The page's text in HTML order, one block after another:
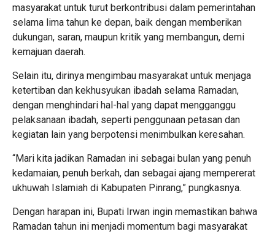
masyarakat untuk turut berkontribusi dalam pemerintahan
selama lima tahun ke depan, baik dengan memberikan
dukungan, saran, maupun kritik yang membangun, demi
kemajuan daerah.
Selain itu, dirinya mengimbau masyarakat untuk menjaga
ketertiban dan kekhusyukan ibadah selama Ramadan,
dengan menghindari hal-hal yang dapat mengganggu
pelaksanaan ibadah, seperti penggunaan petasan dan
kegiatan lain yang berpotensi menimbulkan keresahan.
“Mari kita jadikan Ramadan ini sebagai bulan yang penuh
kedamaian, penuh berkah, dan sebagai ajang mempererat
ukhuwah Islamiah di Kabupaten Pinrang,” pungkasnya.
Dengan harapan ini, Bupati Irwan ingin memastikan bahwa
Ramadan tahun ini menjadi momentum bagi masyarakat